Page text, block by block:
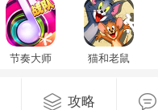
节奏大师
猫和老鼠
攻略